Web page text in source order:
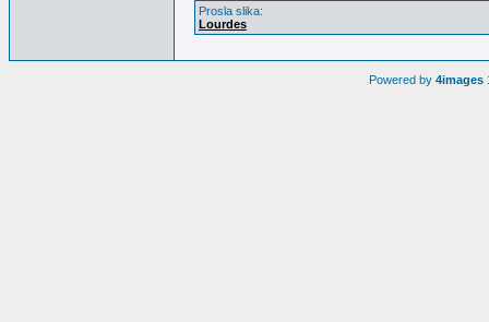
Prosla slika:
Lourdes
Powered by 4images